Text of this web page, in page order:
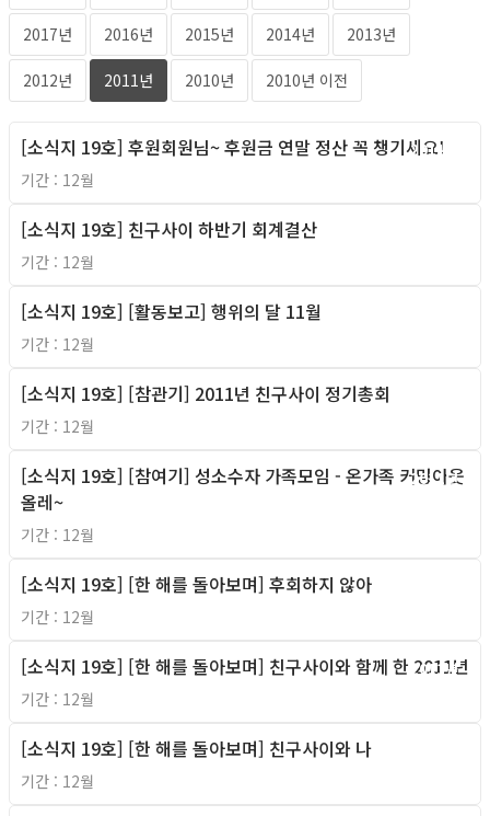
2017년 2016년 2015년 2014년 2013년
2012년 2011년 2010년 2010년 이전
2011년
[소식지 19호] 후원회원님~ 후원금 연말 정산 꼭 챙기세요!
기간 : 12월
[소식지 19호] 친구사이 하반기 회계결산
기간 : 12월
[소식지 19호] [활동보고] 행위의 달 11월
기간 : 12월
[소식지 19호] [참관기] 2011년 친구사이 정기총회
기간 : 12월
2011년
[소식지 19호] [참여기] 성소수자 가족모임 - 온가족 커밍아웃
올레~
기간 : 12월
[소식지 19호] [한 해를 돌아보며] 후회하지 않아
기간 : 12월
2011년
[소식지 19호] [한 해를 돌아보며] 친구사이와 함께 한 2011년
기간 : 12월
[소식지 19호] [한 해를 돌아보며] 친구사이와 나
기간 : 12월